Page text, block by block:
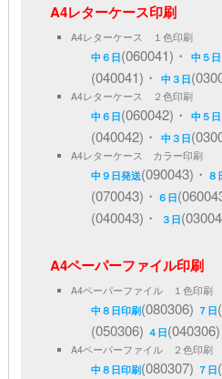
A4レターケース印刷
A4レターケース １色印刷
中６日(060041)・中５日
(040041)・中３日
A4レターケース ２色印刷
中６日(060042)・中５日
(040042)・中３日
A4レターケース カラー印刷
中９日発送(090043)・ ８
(070043)・ ６日
(040043)・ ３日
A4ペーパーファイル印刷
A4ペーパーファイル １色印刷
中８日印刷(080306) ７日
(050306) ４日(040306)
A4ペーパーファイル ２色印刷
中８日印刷(080307) ７日